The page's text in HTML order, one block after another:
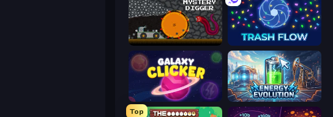
Mystery Digger Trash Flow
Galaxy Clicker Energy Evolution
Top